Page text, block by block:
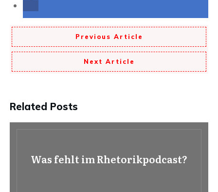
Previous Article
Next Article
Related Posts
Was fehlt im Rhetorikpodcast?